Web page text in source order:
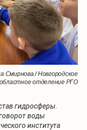
Смирнова / Новгородское
областное отделение РГО
гидросферы.
воды
института